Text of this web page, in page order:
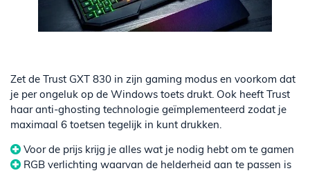
Zet de Trust GXT 830 in zijn gaming modus en voorkom dat
je per ongeluk op de Windows toets drukt. Ook heeft Trust
haar anti-ghosting technologie geïmplementeerd zodat je
maximaal 6 toetsen tegelijk in kunt drukken.
Voor de prijs krijg je alles wat je nodig hebt om te gamen
RGB verlichting waarvan de helderheid aan te passen is